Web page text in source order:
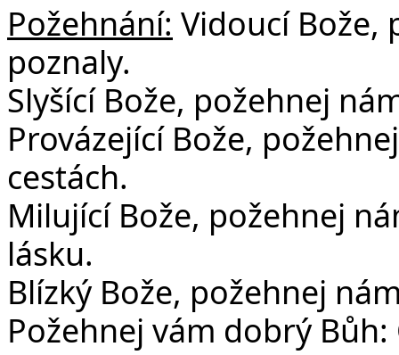
Požehnání: Vidoucí Bože,
poznaly.
Slyšící Bože, požehnej
Provázející Bože,
cestách.
Milující Bože, požehnej
lásku.
Blízký Bože, požehnej
Požehnej vám dobrý Bůh: